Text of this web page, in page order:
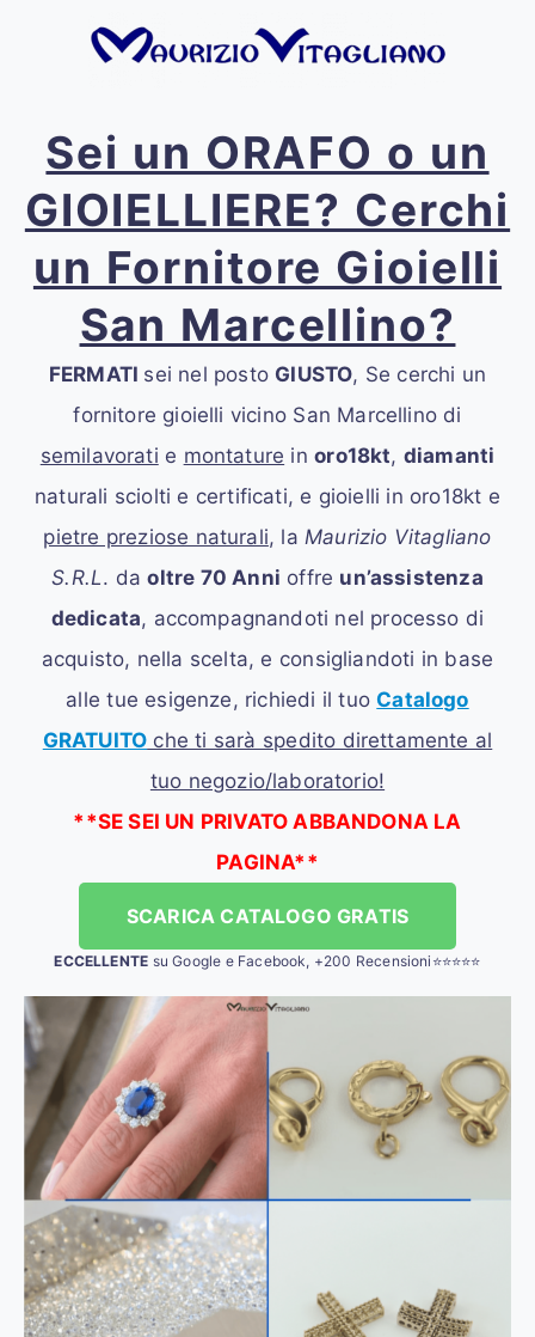
Sei un ORAFO o un
GIOIELLIERE? Cerchi
un Fornitore Gioielli
San Marcellino?
FERMATI sei nel posto GIUSTO, Se cerchi un
fornitore gioielli vicino San Marcellinodi
semilavorati e montature inoro18kt, diamanti
naturali sciolti e certificati, e gioielli in oro18kt e
pietre preziose naturali, laMaurizio Vitagliano
S.R.L. daoltre 70 Anni offre un’assistenza
dedicata, accompagnandoti nel processo di
acquisto, nella scelta, e consigliandoti in base
alle tue esigenze, richiedi il tuoCatalogo
GRATUITO che ti sarà spedito direttamente al
tuo negozio/laboratorio!
**SE SEI UN PRIVATO ABBANDONA LA
PAGINA**
SCARICA CATALOGO GRATIS
ECCELLENTE su Google e Facebook, +200 Recensioni⭐⭐⭐⭐⭐